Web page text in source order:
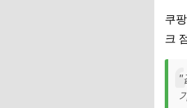
쿠
크
"